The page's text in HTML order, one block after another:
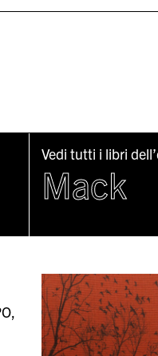
Vedi tutti i libri
Mack